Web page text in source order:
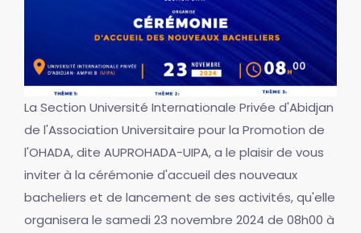
La Section Université Internationale Privée d'Abidjan
de l'Association Universitaire pour la Promotion de
l'OHADA, dite AUPROHADA-UIPA, a le plaisir de vous
inviter à la cérémonie d'accueil des nouveaux
bacheliers et de lancement de ses activités, qu'elle
organisera le samedi 23 novembre 2024 de 08h00 à